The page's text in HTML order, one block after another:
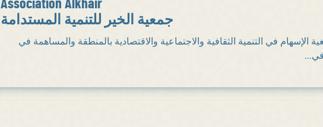
Association Alkhair
جمعية الخير للتنمية المستدامة
الإسهام في التنمية الثقافية والاجتماعية والاقتصادية بالمنطقة والمساهمة في